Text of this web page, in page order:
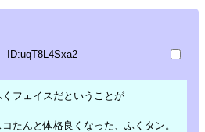
ID:uqT8L4Sxa2
フェイスだということが
たんと体格良くなった、ふくタン。